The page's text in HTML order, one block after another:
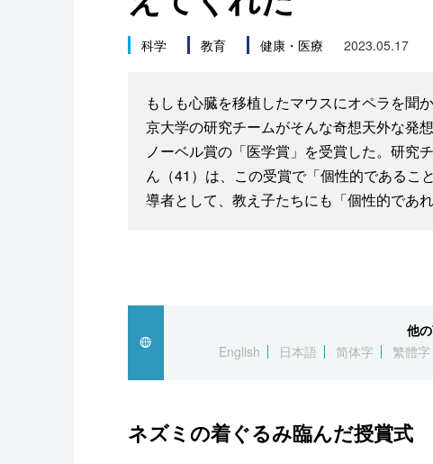
科学 教育 健康・医療 2023.05.17
もしも心臓を移植したマウスにオペラを聞
京大学の研究チームがそんな奇想天外な発
ノーベル賞の「医学賞」を受賞した。研究
ん（41）は、この受賞で「個性的であるこ
導者として、教え子たちにも「個性的であ
他
English
日本語 简体字 繁體字
ネズミの着ぐるみ臨んだ授賞式